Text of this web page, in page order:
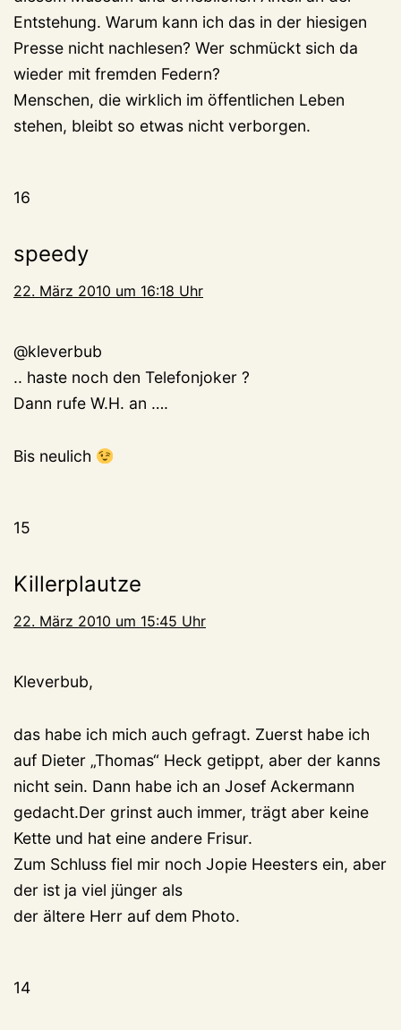
Entstehung. Warum kann ich das in der hiesigen
Presse nicht nachlesen? Wer schmückt sich da
wieder mit fremden Federn?
Menschen, die wirklich im öffentlichen Leben
stehen, bleibt so etwas nicht verborgen.
16
speedy
22. März 2010 um 16:18 Uhr
@kleverbub
.. haste noch den Telefonjoker ?
Dann rufe W.H. an ….
Bis neulich
15
Killerplautze
22. März 2010 um 15:45 Uhr
Kleverbub,
das habe ich mich auch gefragt. Zuerst habe ich
auf Dieter „Thomas“ Heck getippt, aber der kanns
nicht sein. Dann habe ich an Josef Ackermann
gedacht.Der grinst auch immer, trägt aber keine
Kette und hat eine andere Frisur.
Zum Schluss fiel mir noch Jopie Heesters ein, aber
der ist ja viel jünger als
der ältere Herr auf dem Photo.
14